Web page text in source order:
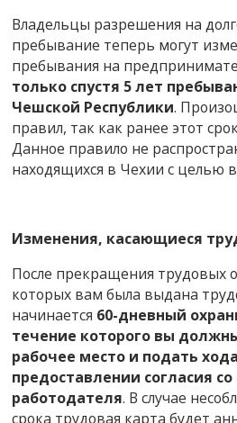
Владельцы разрешения на
пребывание теперь могут
пребывания на
только спустя 5 лет
Чешской Республики.
правил, так как ранее этот
Данное правило не
находящихся в Чехии с целью
Изменения, касающиеся
После прекращения трудовых
которых вам была выдана
начинается 60-дневный
течение которого вы
рабочее место и подать
предоставлении согласия
работодателя. В случае
срока трудовая карта будет